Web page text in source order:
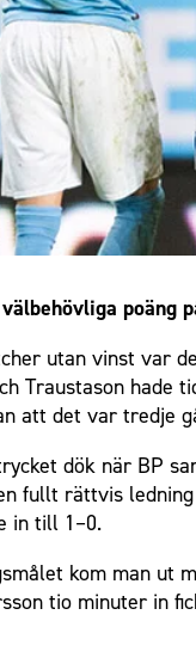
poäng
utan vinst var
Traustason
att det var tredje
dök när BP
fullt rättvis
in till 1–0.
kom man ut
tio minuter in